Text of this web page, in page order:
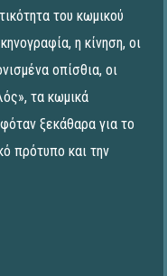
του κωμικού
η κίνηση, οι
οπίσθια, οι
τα κωμικά
ξεκάθαρα για το
πρότυπο και την